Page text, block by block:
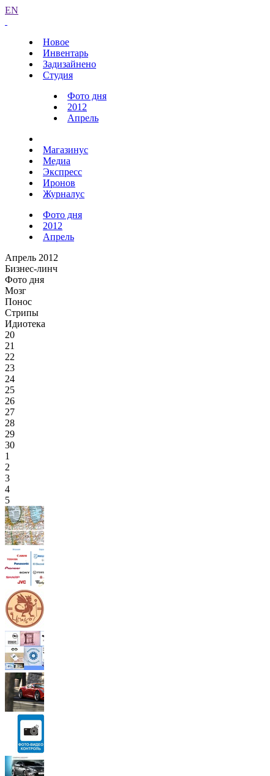
EN
Новое
Инвентарь
Задизайнено
Студия
Фото дня
2012
Апрель
Магазинус
Медиа
Экспресс
Иронов
Журналус
Фото дня
2012
Апрель
Апрель 2012
Бизнес-линч
Фото дня
Мозг
Понос
Стрипы
Идиотека
20
21
22
23
24
25
26
27
28
29
30
1
2
3
4
5